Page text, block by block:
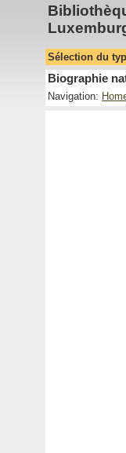
Sélection du
Biographie
Navigation: